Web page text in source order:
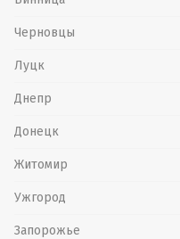
Черновцы
Луцк
Днепр
Донецк
Житомир
Ужгород
Запорожье